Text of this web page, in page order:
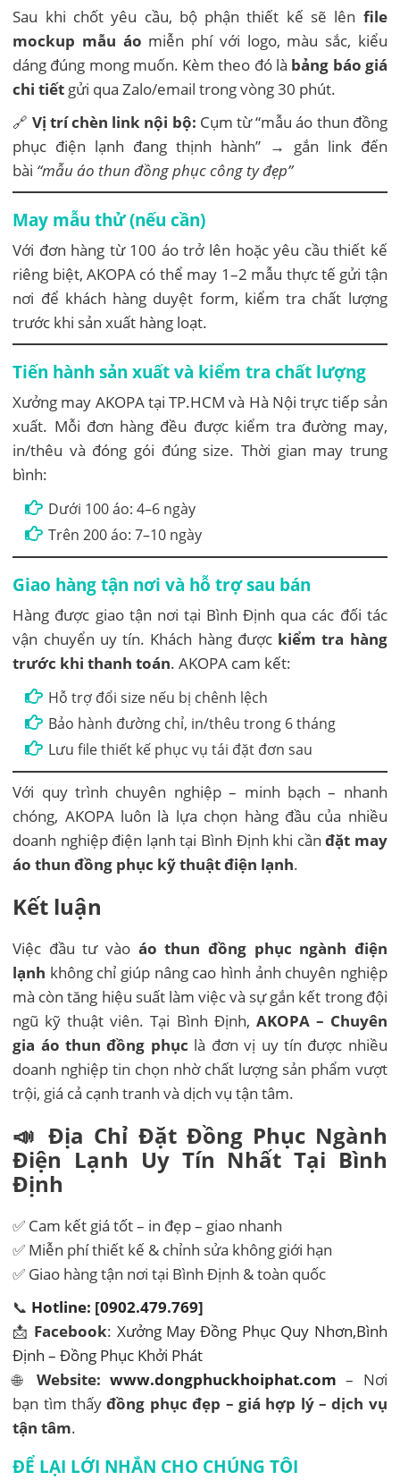
Sau khi chốt yêu cầu, bộ phận thiết kế sẽ lên file
mockup mẫu áo miễn phí với logo, màu sắc, kiểu
dáng đúng mong muốn. Kèm theo đó là bảng báo giá
chi tiết gửi qua Zalo/email trong vòng 30 phút.
🔗 Vị trí chèn link nội bộ: Cụm từ “mẫu áo thun đồng
phục điện lạnh đang thịnh hành” → gắn link đến
bài “mẫu áo thun đồng phục công ty đẹp”
May mẫu thử (nếu cần)
Với đơn hàng từ 100 áo trở lên hoặc yêu cầu thiết kế
riêng biệt, AKOPA có thể may 1–2 mẫu thực tế gửi tận
nơi để khách hàng duyệt form, kiểm tra chất lượng
trước khi sản xuất hàng loạt.
Tiến hành sản xuất và kiểm tra chất lượng
Xưởng may AKOPA tại TP.HCM và Hà Nội trực tiếp sản
xuất. Mỗi đơn hàng đều được kiểm tra đường may,
in/thêu và đóng gói đúng size. Thời gian may trung
bình:
Dưới 100 áo: 4–6 ngày
Trên 200 áo: 7–10 ngày
Giao hàng tận nơi và hỗ trợ sau bán
Hàng được giao tận nơi tại Bình Định qua các đối tác
vận chuyển uy tín. Khách hàng được kiểm tra hàng
trước khi thanh toán. AKOPA cam kết:
Hỗ trợ đổi size nếu bị chênh lệch
Bảo hành đường chỉ, in/thêu trong 6 tháng
Lưu file thiết kế phục vụ tái đặt đơn sau
Với quy trình chuyên nghiệp – minh bạch – nhanh
chóng, AKOPA luôn là lựa chọn hàng đầu của nhiều
doanh nghiệp điện lạnh tại Bình Định khi cầnđặt may
áo thun đồng phục kỹ thuật điện lạnh.
Kết luận
Việc đầu tư vào áo thun đồng phục ngành điện
lạnh không chỉ giúp nâng cao hình ảnh chuyên nghiệp
mà còn tăng hiệu suất làm việc và sự gắn kết trong đội
ngũ kỹ thuật viên. Tại Bình Định, AKOPA – Chuyên
gia áo thun đồng phục là đơn vị uy tín được nhiều
doanh nghiệp tin chọn nhờ chất lượng sản phẩm vượt
trội, giá cả cạnh tranh và dịch vụ tận tâm.
📣 Địa Chỉ Đặt Đồng Phục Ngành
Điện Lạnh Uy Tín Nhất Tại Bình
Định
✅ Cam kết giá tốt – in đẹp – giao nhanh
✅ Miễn phí thiết kế & chỉnh sửa không giới hạn
✅ Giao hàng tận nơi tại Bình Định & toàn quốc
📞 Hotline: [0902.479.769]
📩 Facebook: Xưởng May Đồng Phục Quy Nhơn,Bình
Định – Đồng Phục Khởi Phát
🌐 Website:www.dongphuckhoiphat.com – Nơi
bạn tìm thấyđồng phục đẹp – giá hợp lý – dịch vụ
tận tâm.
ĐỂ LẠI LỚI NHẮN CHO CHÚNG TÔI